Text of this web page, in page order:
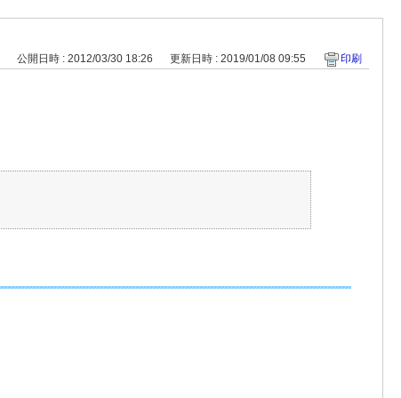
公開日時 : 2012/03/30 18:26 更新日時 : 2019/01/08 09:55 印刷